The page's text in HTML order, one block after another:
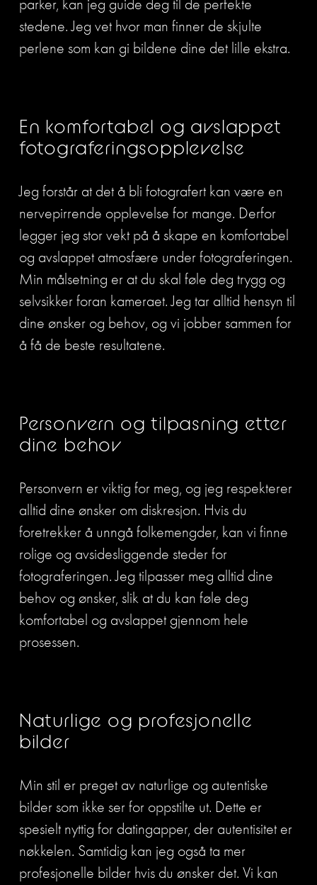
parker, kan jeg guide deg til de perfekte
stedene. Jeg vet hvor man finner de skjulte
perlene som kan gi bildene dine det lille ekstra.
En komfortabel og avslappet
fotograferingsopplevelse
Jeg forstår at det å bli fotografert kan være en
nervepirrende opplevelse for mange. Derfor
legger jeg stor vekt på å skape en komfortabel
og avslappet atmosfære under fotograferingen.
Min målsetning er at du skal føle deg trygg og
selvsikker foran kameraet. Jeg tar alltid hensyn til
dine ønsker og behov, og vi jobber sammen for
å få de beste resultatene.
Personvern og tilpasning etter
dine behov
Personvern er viktig for meg, og jeg respekterer
alltid dine ønsker om diskresjon. Hvis du
foretrekker å unngå folkemengder, kan vi finne
rolige og avsidesliggende steder for
fotograferingen. Jeg tilpasser meg alltid dine
behov og ønsker, slik at du kan føle deg
komfortabel og avslappet gjennom hele
prosessen.
Naturlige og profesjonelle
bilder
Min stil er preget av naturlige og autentiske
bilder som ikke ser for oppstilte ut. Dette er
spesielt nyttig for datingapper, der autentisitet er
nøkkelen. Samtidig kan jeg også ta mer
profesjonelle bilder hvis du ønsker det. Vi kan